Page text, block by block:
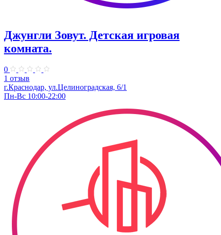
Джунгли Зовут. Детская игровая
комната.
0
1 отзыв
г.Краснодар, ул.​Целиноградская, 6/1
Пн-Вс 10:00-22:00